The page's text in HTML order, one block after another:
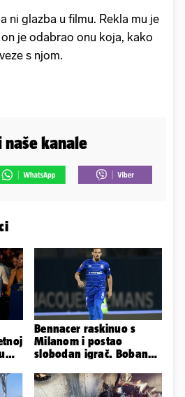
ni glazba u filmu. Rekla mu je
je odabrao onu koja, kako
s njom.
naše kanale
Bennacer raskinuo s
Milanom i postao
slobodan igrač. Boban
Dinamu